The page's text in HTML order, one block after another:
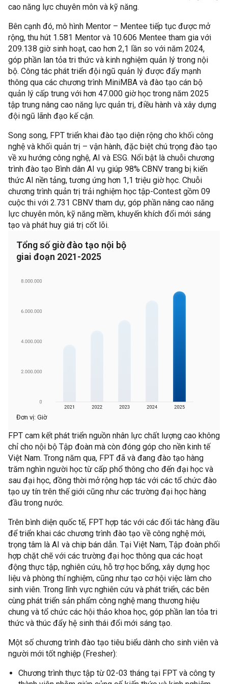
cao năng lực chuyên môn và kỹ năng.
Bên cạnh đó, mô hình Mentor – Mentee tiếp tục được mở
rộng, thu hút 1.581 Mentor và 10.606 Mentee tham gia với
209.138 giờ sinh hoạt, cao hơn 2,1 lần so với năm 2024,
góp phần lan tỏa tri thức và kinh nghiệm quản lý trong nội
bộ. Công tác phát triển đội ngũ quản lý được đẩy mạnh
thông qua các chương trình MiniMBA và đào tạo cán bộ
quản lý cấp trung với hơn 47.000 giờ học trong năm 2025
tập trung nâng cao năng lực quản trị, điều hành và xây dựng
đội ngũ lãnh đạo kế cận.
Song song, FPT triển khai đào tạo diện rộng cho khối công
nghệ và khối quản trị – vận hành, đặc biệt chú trọng đào tạo
về xu hướng công nghệ, AI và ESG. Nổi bật là chuỗi chương
trình đào tạo Bình dân AI vụ giúp 98% CBNV trang bị kiến
thức AI nền tảng, tương ứng hơn 1,1 triệu giờ học. Chuỗi
chương trình quản trị trải nghiệm học tập-Contest gồm 09
cuộc thi với 2.731 CBNV tham dự, góp phần nâng cao năng
lực chuyên môn, kỹ năng mềm, khuyến khích đổi mới sáng
tạo và phát huy giá trị cốt lõi.
Tổng số giờ đào tạo nội bộ
giai đoạn 2021-2025
Đơn vị: Giờ
FPT cam kết phát triển nguồn nhân lực chất lượng cao không
chỉ cho nội bộ Tập đoàn mà còn đóng góp cho nền kinh tế
Việt Nam. Trong năm qua, FPT đã và đang đào tạo hàng
trăm nghìn người học từ cấp phổ thông cho đến đại học và
sau đại học, đồng thời mở rộng hợp tác với các tổ chức đào
tạo uy tín trên thế giới cũng như các trường đại học hàng
đầu trong nước.
Trên bình diện quốc tế, FPT hợp tác với các đối tác hàng đầu
để triển khai các chương trình đào tạo về công nghệ mới,
trọng tâm là AI và chip bán dẫn. Tại Việt Nam, Tập đoàn phối
hợp chặt chẽ với các trường đại học thông qua các hoạt
động thực tập, nghiên cứu, hỗ trợ học bổng, xây dựng học
liệu và phòng thí nghiệm, cũng như tạo cơ hội việc làm cho
sinh viên. Trong lĩnh vực nghiên cứu và phát triển, các bên
cùng phát triển sản phẩm công nghệ mang thương hiệu
chung và tổ chức các hội thảo khoa học, góp phần lan tỏa tri
thức và thúc đẩy hệ sinh thái đổi mới sáng tạo.
Một số chương trình đào tạo tiêu biểu dành cho sinh viên và
người mới tốt nghiệp (Fresher):
Chương trình thực tập từ 02-03 tháng tại FPT và công ty